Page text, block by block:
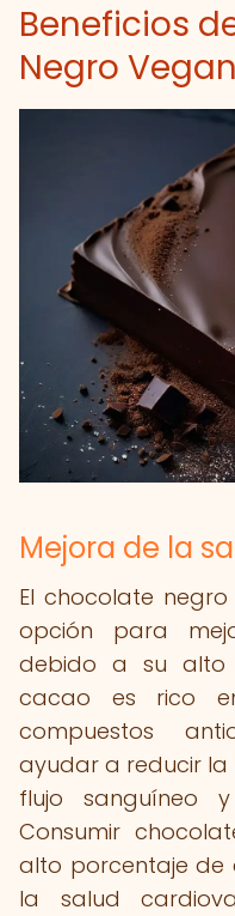
Beneficios
Negro
Mejora de la
El chocolate
opción para
debido a su alto
cacao es rico
compuestos
ayudar a reducir la
flujo sanguíneo
Consumir
alto porcentaje de
la salud